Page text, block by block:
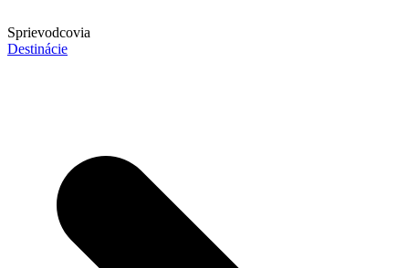
Sprievodcovia
Destinácie